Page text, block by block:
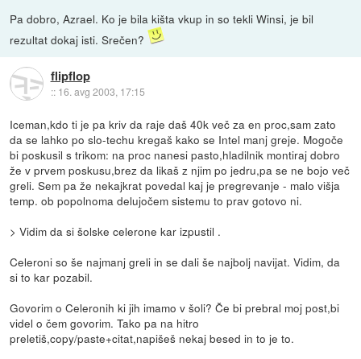
Pa dobro, Azrael. Ko je bila kišta vkup in so tekli Winsi, je bil
rezultat dokaj isti. Srečen?
flipflop
:: 16. avg 2003, 17:15
Iceman,kdo ti je pa kriv da raje daš 40k več za en proc,sam zato
da se lahko po slo-techu kregaš kako se Intel manj greje. Mogoče
bi poskusil s trikom: na proc nanesi pasto,hladilnik montiraj dobro
že v prvem poskusu,brez da likaš z njim po jedru,pa se ne bojo več
greli. Sem pa že nekajkrat povedal kaj je pregrevanje - malo višja
temp. ob popolnoma delujočem sistemu to prav gotovo ni.
> Vidim da si šolske celerone kar izpustil .
Celeroni so še najmanj greli in se dali še najbolj navijat. Vidim, da
si to kar pozabil.
Govorim o Celeronih ki jih imamo v šoli? Če bi prebral moj post,bi
videl o čem govorim. Tako pa na hitro
preletiš,copy/paste+citat,napišeš nekaj besed in to je to.